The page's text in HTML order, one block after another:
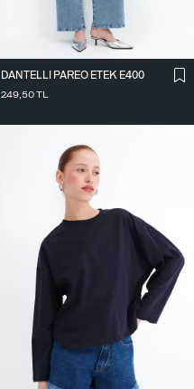
DANTELLI PAREO ETEK E400
249,50TL